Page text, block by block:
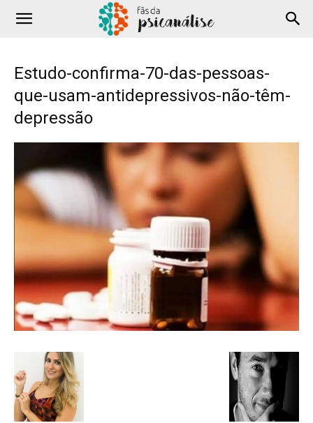
Estudo-confirma-70-das-pessoas-
que-usam-antidepressivos-não-têm-
depressão